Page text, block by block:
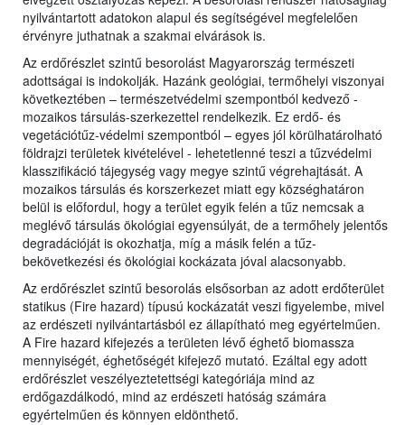
nyilvántartott adatokon alapul és segítségével megfelelően
érvényre juthatnak a szakmai elvárások is.
Az erdőrészlet szintű besorolást Magyarország természeti
adottságai is indokolják. Hazánk geológiai, termőhelyi viszonyai
következtében – természetvédelmi szempontból kedvező -
mozaikos társulás-szerkezettel rendelkezik. Ez erdő- és
vegetációtűz-védelmi szempontból – egyes jól körülhatárolható
földrajzi területek kivételével - lehetetlenné teszi a tűzvédelmi
klasszifikáció tájegység vagy megye szintű végrehajtását. A
mozaikos társulás és korszerkezet miatt egy községhatáron
belül is előfordul, hogy a terület egyik felén a tűz nemcsak a
meglévő társulás ökológiai egyensúlyát, de a termőhely jelentős
degradációját is okozhatja, míg a másik felén a tűz-
bekövetkezési és ökológiai kockázata jóval alacsonyabb.
Az erdőrészlet szintű besorolás elsősorban az adott erdőterület
statikus (Fire hazard) típusú kockázatát veszi figyelembe, mivel
az erdészeti nyilvántartásból ez állapítható meg egyértelműen.
A Fire hazard kifejezés a területen lévő éghető biomassza
mennyiségét, éghetőségét kifejező mutató. Ezáltal egy adott
erdőrészlet veszélyeztetettségi kategóriája mind az
erdőgazdálkodó, mind az erdészeti hatóság számára
egyértelműen és könnyen eldönthető.